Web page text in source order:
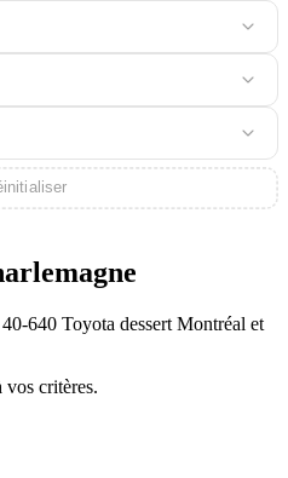
640 Toyota dessert Montréal et
critères.